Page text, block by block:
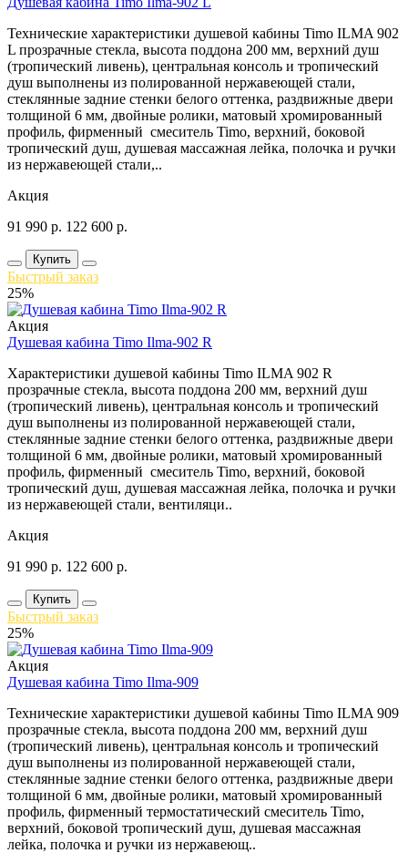
Технические характеристики душевой кабины Timo ILMA 902
L прозрачные стекла, высота поддона 200 мм, верхний душ
(тропический ливень), центральная консоль и тропический
душ выполнены из полированной нержавеющей стали,
стеклянные задние стенки белого оттенка, раздвижные двери
толщиной 6 мм, двойные ролики, матовый хромированный
профиль, фирменный смеситель Timo, верхний, боковой
тропический душ, душевая массажная лейка, полочка и ручки
из нержавеющей стали,..
Акция
91 990 р. 122 600 р.
Купить
Быстрый заказ
25%
Акция
Душевая кабина Timo Ilma-902 R
Характеристики душевой кабины Timo ILMA 902 R
прозрачные стекла, высота поддона 200 мм, верхний душ
(тропический ливень), центральная консоль и тропический
душ выполнены из полированной нержавеющей стали,
стеклянные задние стенки белого оттенка, раздвижные двери
толщиной 6 мм, двойные ролики, матовый хромированный
профиль, фирменный смеситель Timo, верхний, боковой
тропический душ, душевая массажная лейка, полочка и ручки
из нержавеющей стали, вентиляци..
Акция
91 990 р. 122 600 р.
Купить
Быстрый заказ
25%
Акция
Душевая кабина Timo Ilma-909
Технические характеристики душевой кабины Timo ILMA 909
прозрачные стекла, высота поддона 200 мм, верхний душ
(тропический ливень), центральная консоль и тропический
душ выполнены из полированной нержавеющей стали,
стеклянные задние стенки белого оттенка, раздвижные двери
толщиной 6 мм, двойные ролики, матовый хромированный
профиль, фирменный термостатический смеситель Timo,
верхний, боковой тропический душ, душевая массажная
лейка, полочка и ручки из нержавеющ..